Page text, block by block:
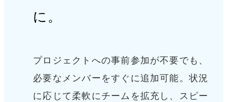
に。
プロジェクトへの事前参加が不要でも、
必要なメンバーをすぐに追加可能。 状況
に応じて柔軟にチームを拡充し、スピー